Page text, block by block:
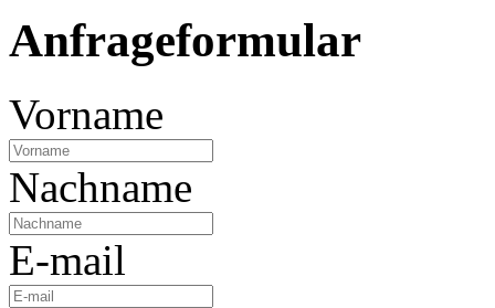
Anfrageformular
Vorname
Nachname
E-mail